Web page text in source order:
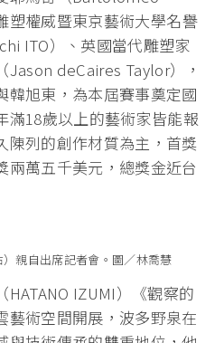
權威暨東京藝術大學名譽
ITO）、英國當代雕塑家
Jason deCaires Taylor），
韓旭東，為本屆賽事奠定國
滿18歲以上的藝術家皆能報
陳列的創作材質為主，首獎
兩萬五千美元，總獎金近台
親自出席記者會。圖／林喬慧
HATANO IZUMI）《觀察的
藝術空間開展，波多野泉在